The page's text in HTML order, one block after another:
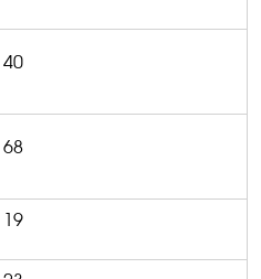
40
68
1 9